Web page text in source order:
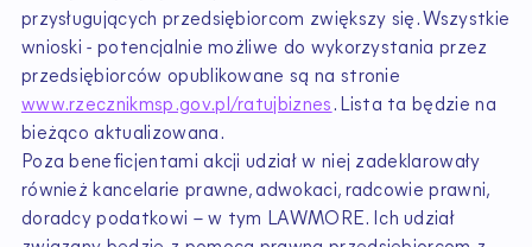
przysługujących przedsiębiorcom zwiększy się. Wszystkie
wnioski - potencjalnie możliwe do wykorzystania przez
przedsiębiorców opublikowane są na stronie
www.rzecznikmsp.gov.pl/ratujbiznes. Lista ta będzie na
bieżąco aktualizowana.
Poza beneficjentami akcji udział w niej zadeklarowały
również kancelarie prawne, adwokaci, radcowie prawni,
doradcy podatkowi – w tym LAWMORE. Ich udział